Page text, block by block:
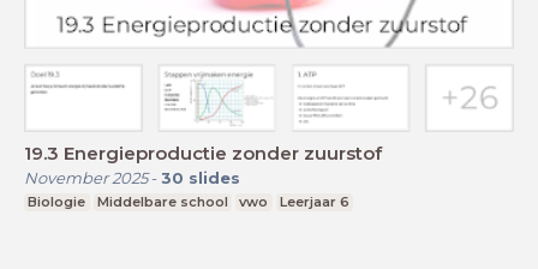
19.3 Energieproductie zonder zuurstof
November 2025- 30 slides
Biologie Middelbare school vwo Leerjaar 6